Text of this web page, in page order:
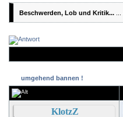
Beschwerden, Lob und Kritik...
umgehend bannen !
KlotzZ